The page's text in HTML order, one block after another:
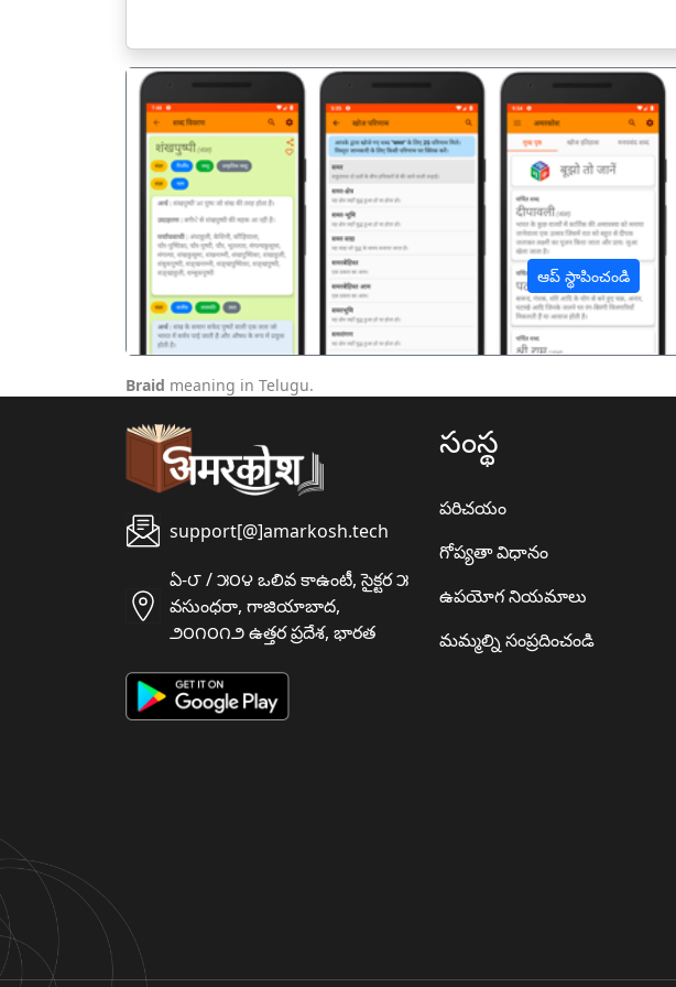
ఆప్ స్థాపించండి
पिछला
Braid meaning in Telugu.
support[@]amarkosh.tech
ఏ-౮ / ౫౦౪ ఒలివ కాఉంటీ, సైక్టర ౫
వసుంధరా, గాజియాబాద,
౨౦౧౦౧౨ ఉత్తర ప్రదేశ, భారత
సంస్థ
పరిచయం
గోప్యతా విధానం
ఉపయోగ నియమాలు
మమ్మల్ని సంప్రదించండి